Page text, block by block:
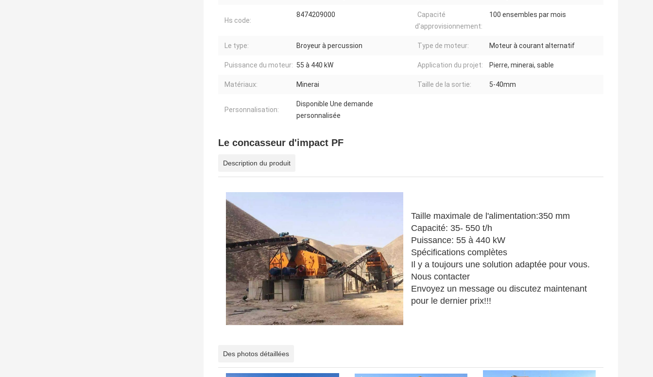
Hs code:
8474209000
Capacité
d'approvisionnement:
100 ensembles par mois
Le type: Broyeur à percussion Type de moteur: Moteur à courant alternatif
Puissance du moteur: 55 à 440 kW Application du projet: Pierre, minerai, sable
Matériaux: Minerai Taille de la sortie: 5-40mm
Personnalisation:
Disponible Une demande
personnalisée
Le concasseur d'impact PF
Description du produit
Taille maximale de l'alimentation:350 mm
Capacité: 35- 550 t/h
Puissance: 55 à 440 kW
Spécifications complètes
Il y a toujours une solution adaptée pour vous.
Nous contacter
Envoyez un message ou discutez maintenant
pour le dernier prix!!!
Des photos détaillées